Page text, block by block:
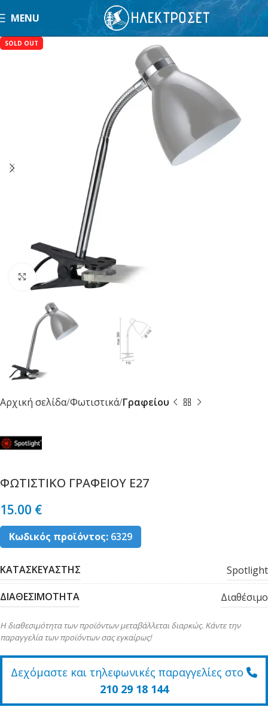
MENU
SOLD OUT
Κλικ για μεγέθυνση
Αρχική σελίδα Φωτιστικά Γραφείου
ΦΩΤΙΣΤΙΚΟ ΓΡΑΦΕΙΟΥ E27
15.00 €
Κωδικός προϊόντος: 6329
ΚΑΤΑΣΚΕΥΑΣΤΗΣ Spotlight
ΔΙΑΘΕΣΙΜΟΤΗΤΑ Διαθέσιμο
Η διαθεσιμότητα των προϊόντων μεταβάλλεται διαρκώς. Κάντε την
παραγγελία των προϊόντων σας εγκαίρως!
Δεχόμαστε και τηλεφωνικές παραγγελίες στο
210 29 18 144